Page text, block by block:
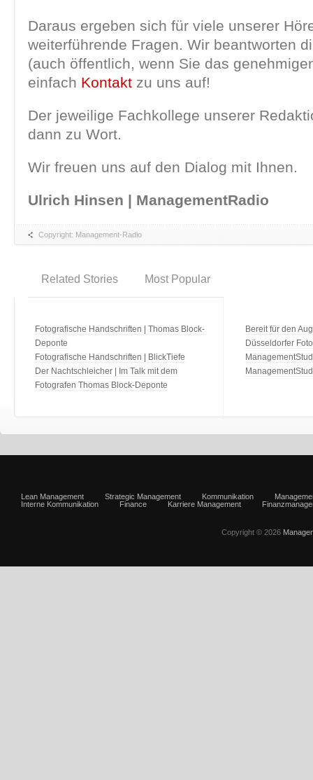
Daraus ergeben sich für viele unserer
weiterführende Fragen. Wir beantworten
(auch öffentlich, wenn Sie das
einfach Kontakt zu uns auf!
Der jeweilige Fachkollege unserer
dann zu Wort.
Wir freuen uns auf den Dialog mit Ihnen.
Ulrich Hinsen | ManagementRadio
Copyright: Management-Radio
Related Stories Most Popular
Fotografische Handschriften | Thomas Block-
Deponte
Fotografische Handschriften | BlickTiefe
Der Nachtschleicher | Im Talk mit dem
Fotografen Thomas Block-Deponte
Bereit für den
Düsseldorfer
Lean Management Strategic Management Kommunikation
Interne Kommunikation
Finance Karriere Management
Copyright © 2026